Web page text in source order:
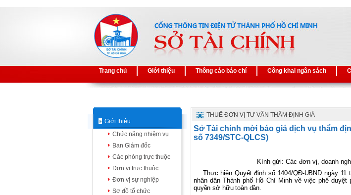
Trang chủ Giới thiệu Thông cáo báo chí Công khai ngân sách
Giới thiệu
Chức năng nhiệm vụ
Ban Giám đốc
Các phòng trực thuộc
Đơn vị trực thuộc
Đơn vị sự nghiệp
Sơ đồ tổ chức
THUÊ ĐƠN VỊ TƯ VẤN THẨM ĐỊNH GIÁ
Sở Tài chính mời báo giá dịch vụ thẩm
số 7349/STC-QLCS)
Kính gửi: Các đơn vị, doanh
Thực hiện Quyết định số 1404/QĐ-UBND ngày
nhân dân Thành phố Hồ Chí Minh về việc phê
quyền sở hữu toàn dân.